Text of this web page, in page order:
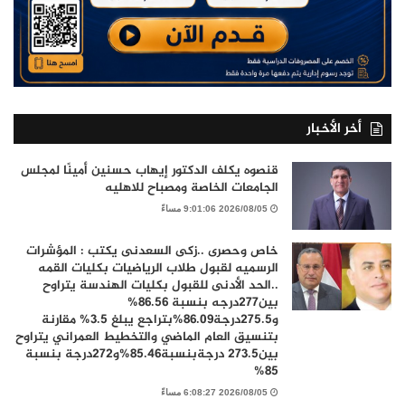
أخر الأخبار
قنصوه يكلف الدكتور إيهاب حسنين أمينًا لمجلس
الجامعات الخاصة ومصباح للاهليه
2026/08/05 9:01:06 مساءً
خاص وحصرى ..زكى السعدنى يكتب : المؤشرات
الرسميه لقبول طلاب الرياضيات بكليات القمه
..الحد الأدنى للقبول بكليات الهندسة يتراوح
بين277درجه بنسبة 86.56%
و275.5درجة86.09%بتراجع يبلغ 3.5% مقارنة
بتنسيق العام الماضي والتخطيط العمراني يتراوح
بين273.5 درجةبنسبة85.46%و272درجة بنسبة
85%
2026/08/05 6:08:27 مساءً